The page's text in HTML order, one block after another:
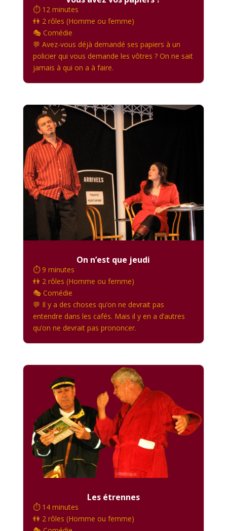
⏱️ 12 minutes
👫 2 rôles (Homme ou femme)
🎭 Comédie
💬 Avez-vous déjà demandé ses papiers à un
policier qui vous demande les vôtres ? On ne sait
jamais à qui on a à faire.
On n’est que jeudi
⏱️ 9 minutes
👫 2 rôles (Homme ou femme)
🎭 Comédie
💬 Il y a des choses qu’on ne devrait pas
entendre dans les cafés. Mais il y en a d’autres
qu’on ne devrait pas prononcer.
Les étrennes
⏱️ 14 minutes
👫 2 rôles (Homme ou femme)